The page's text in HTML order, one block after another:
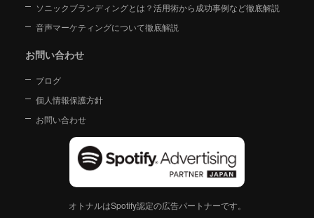
ソニックブランディングとは？活用術から成功事例など徹底解説
音声マーケティングについて徹底解説
お問い合わせ
ブログ
個人情報保護方針
お問い合わせ
オトナルはSpotify認定の広告パートナーです。